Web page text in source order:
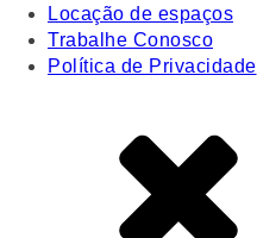
Locação de espaços
Trabalhe Conosco
Política de Privacidade